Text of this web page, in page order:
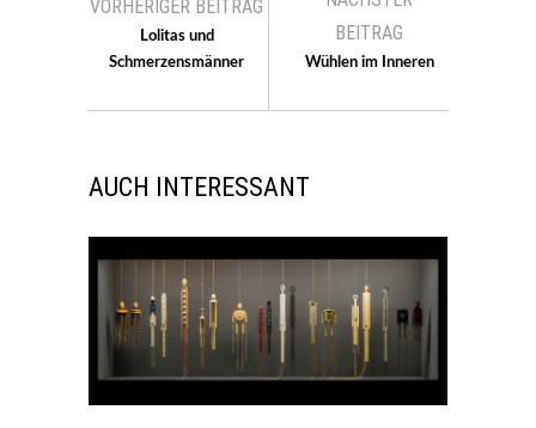
VORHERIGER BEITRAG
Lolitas und
Schmerzensmänner
BEITRAG
Wühlen im Inneren
AUCH INTERESSANT